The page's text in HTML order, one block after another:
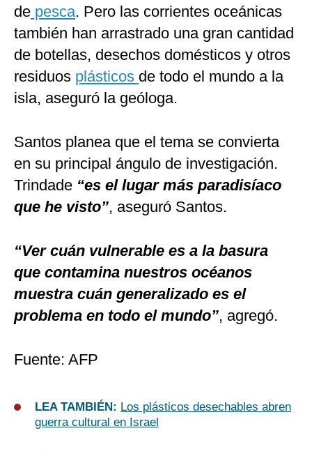
de pesca. Pero las corrientes oceánicas
también han arrastrado una gran cantidad
de botellas, desechos domésticos y otros
residuos plásticos de todo el mundo a la
isla, aseguró la geóloga.
Santos planea que el tema se convierta
en su principal ángulo de investigación.
Trindade “es el lugar más paradisíaco
que he visto”, aseguró Santos.
“Ver cuán vulnerable es a la basura
que contamina nuestros océanos
muestra cuán generalizado es el
problema en todo el mundo”, agregó.
Fuente: AFP
LEA TAMBIÉN: Los plásticos desechables abren
guerra cultural en Israel